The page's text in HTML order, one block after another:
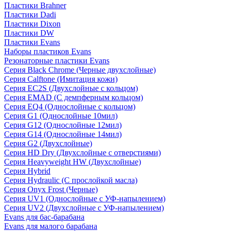
Пластики Brahner
Пластики Dadi
Пластики Dixon
Пластики DW
Пластики Evans
Наборы пластиков Evans
Резонаторные пластики Evans
Серия Black Chrome (Черные двухслойные)
Серия Calftone (Имитация кожи)
Серия EC2S (Двухслойные с кольцом)
Серия EMAD (С демпферным кольцом)
Серия EQ4 (Однослойные с кольцом)
Серия G1 (Однослойные 10мил)
Серия G12 (Однослойные 12мил)
Серия G14 (Однослойные 14мил)
Серия G2 (Двухслойные)
Серия HD Dry (Двухслойные с отверстиями)
Серия Heavyweight HW (Двухслойные)
Серия Hybrid
Серия Hydraulic (С прослойкой масла)
Серия Onyx Frost (Черные)
Серия UV1 (Однослойные с УФ-напылением)
Серия UV2 (Двухслойные с УФ-напылением)
Evans для бас-барабана
Evans для малого барабана